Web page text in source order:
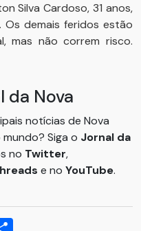
Silva Cardoso, 31 anos,
demais feridos estão
mas não correm risco.
da Nova
notícias de Nova
Siga o Jornal da
no Twitter,
e no YouTube.